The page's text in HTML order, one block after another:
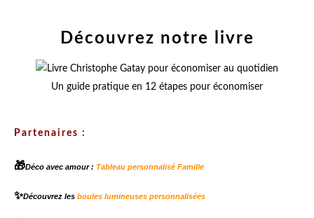
Découvrez notre livre
Un guide pratique en 12 étapes pour économiser
Partenaires :
🎁Déco avec amour : Tableau personnalisé Famille
✨Découvrez les boules lumineuses personnalisées